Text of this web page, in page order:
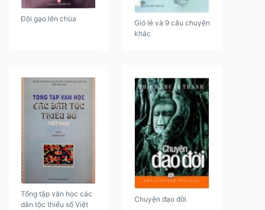
Đội gạo lên chùa
Gió lẻ và 9 câu chuyện
khác
Tổng tập văn học các
dân tộc thiểu số Việt
Chuyện đạo đời